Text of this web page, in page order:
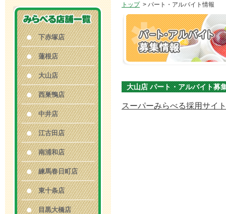
下赤塚店
蓮根店
大山店
西巣鴨店
中井店
江古田店
南浦和店
練馬春日町店
東十条店
目黒大橋店
トップ > パート・アルバイト情報
大山店 パート・アルバイト募
スーパーみらべる採用サイト